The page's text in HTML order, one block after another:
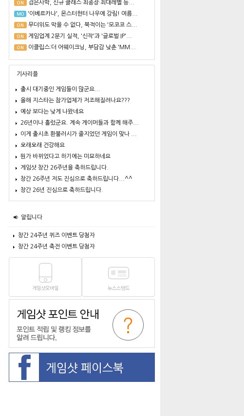
ON 검은사막, 신규 클래스·최종장·최대레벨 등...
MO '이베르카나', 몬스터헌터 나우에 강림! 여름...
ON 무더위도 막을 수 없다, 북적이는 '모코코 스...
ON 게임업계 2분기 실적, '신작'과 '글로벌 IP'...
ON 이클립스:더 어웨이크닝, 부담감 낮춘 'MM...
기사리플
출시 대기중인 게임들이 많군요...
올해 지스타는 참가업체가 저조해질려나요???
예상 보다는 낮게 나왔네요
26년이나 흘렀군요. 계속 게이머들과 함께 해주...
이게 출시초 환불러시가 줄지었던 게임이 맞나 ...
오래오래 건강해요
뭔가 바뀌었다고 하기에는 미묘하네요
게임샷 창간 26주년을 축하드립니다.
창간 26주년 저도 진심으로 축하드립니다...^^
창간 26년 진심으로 축하드립니다.
알립니다
창간 24주년 퀴즈 이벤트 당첨자
창간 24주년 축전 이벤트 당첨자
게임샷모바일 뉴스스탠드